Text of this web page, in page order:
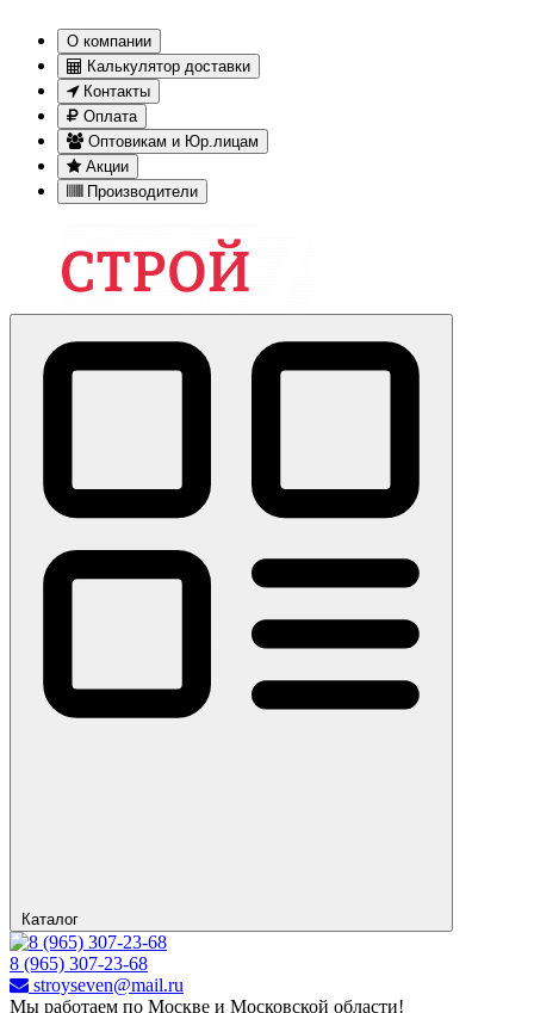
О компании
Калькулятор доставки
Контакты
Оплата
Оптовикам и Юр.лицам
Акции
Производители
Каталог
8 (965) 307-23-68
stroyseven@mail.ru
Мы работаем по Москве и Московской области!